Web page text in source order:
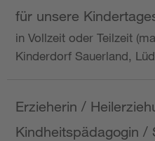
für unsere
in Vollzeit oder Teilzeit
Kinderdorf Sauerland,
Erzieherin /
Kindheitspädagogin /